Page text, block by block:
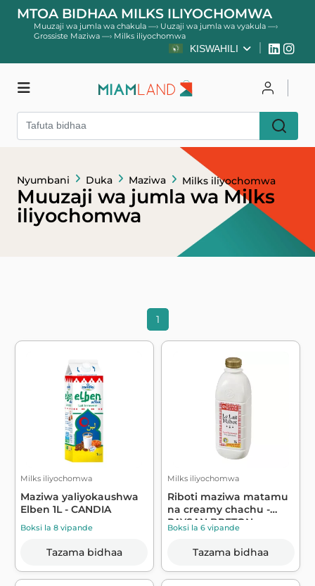
MTOA BIDHAA MILKS ILIYOCHOMWA
Muuzaji wa jumla wa chakula —› Uuzaji wa jumla wa vyakula —›
Grossiste Maziwa —›Milks iliyochomwa
KISWAHILI
Nyumbani Duka Maziwa Milks iliyochomwa
Muuzaji wa jumla wa Milks
iliyochomwa
1
Milks iliyochomwa
Maziwa yaliyokaushwa
Elben 1L - CANDIA
Boksi la 8 vipande
Tazama bidhaa
Milks iliyochomwa
Riboti maziwa matamu
na creamy chachu -
PAYSAN BRETON
Boksi la 6 vipande
Tazama bidhaa
Duka
Jisajili